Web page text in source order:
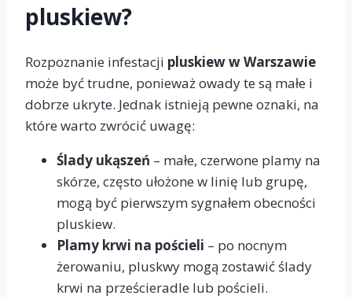
pluskiew?
Rozpoznanie infestacji pluskiew w Warszawie
może być trudne, ponieważ owady te są małe i
dobrze ukryte. Jednak istnieją pewne oznaki, na
które warto zwrócić uwagę:
Ślady ukąszeń – małe, czerwone plamy na
skórze, często ułożone w linię lub grupę,
mogą być pierwszym sygnałem obecności
pluskiew.
Plamy krwi na pościeli – po nocnym
żerowaniu, pluskwy mogą zostawić ślady
krwi na prześcieradle lub pościeli.